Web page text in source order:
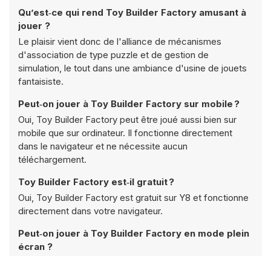
Qu’est‑ce qui rend Toy Builder Factory amusant à
jouer ?
Le plaisir vient donc de l'alliance de mécanismes
d'association de type puzzle et de gestion de
simulation, le tout dans une ambiance d'usine de jouets
fantaisiste.
Peut‑on jouer à Toy Builder Factory sur mobile ?
Oui, Toy Builder Factory peut être joué aussi bien sur
mobile que sur ordinateur. Il fonctionne directement
dans le navigateur et ne nécessite aucun
téléchargement.
Toy Builder Factory est‑il gratuit ?
Oui, Toy Builder Factory est gratuit sur Y8 et fonctionne
directement dans votre navigateur.
Peut‑on jouer à Toy Builder Factory en mode plein
écran ?